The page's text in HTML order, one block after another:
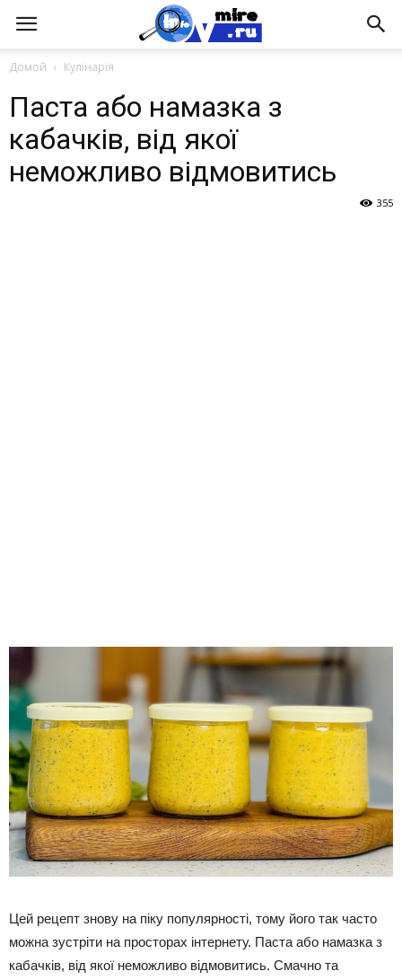
Домой Кулінарія
Паста або намазка з
кабачків, від якої
неможливо відмовитись
355
Цей рецепт знову на піку популярності, тому його так часто
можна зустріти на просторах інтернету. Паста або намазка з
кабачків, від якої неможливо відмовитись. Смачно та